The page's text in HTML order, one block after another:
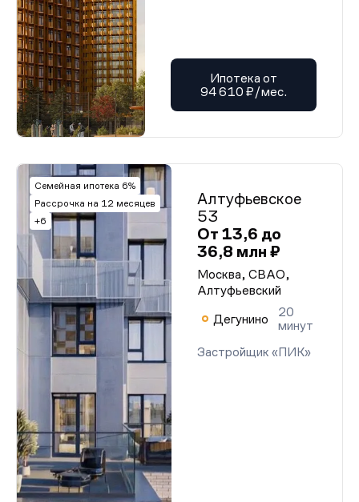
Ипотека от
94 610 ₽/мес.
Семейная ипотека 6%
Рассрочка на 12 месяцев
+6
Алтуфьевское
53
От 13,6 до
36,8 млн ₽
Москва, СВАО,
Алтуфьевский
Дегунино
20
минут
Застройщик «ПИК»